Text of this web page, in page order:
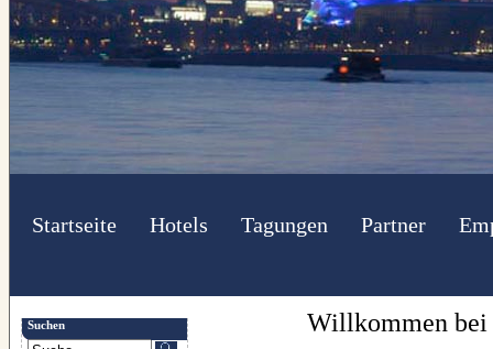
Startseite Hotels Tagungen Partner
Suchen Willkommen bei